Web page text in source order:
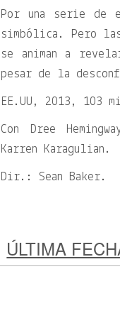
Por una serie de
simbólica. Pero
se animan a
pesar de la
EE.UU, 2013, 103
Con Dree
Karren Karagulian.
Dir.: Sean Baker.
ÚLTIMA